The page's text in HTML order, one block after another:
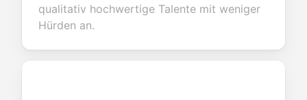
qualitativ hochwertige Talente mit weniger
Hürden an.